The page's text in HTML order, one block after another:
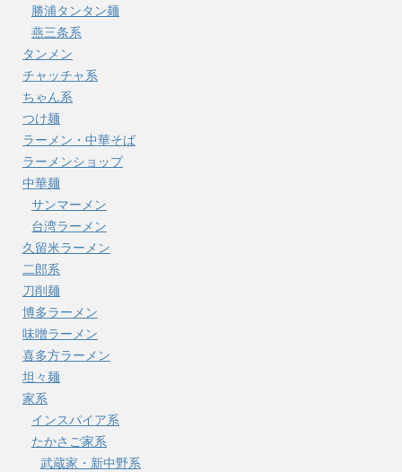
勝浦タンタン麺
燕三条系
タンメン
チャッチャ系
ちゃん系
つけ麺
ラーメン・中華そば
ラーメンショップ
中華麺
サンマーメン
台湾ラーメン
久留米ラーメン
二郎系
刀削麺
博多ラーメン
味噌ラーメン
喜多方ラーメン
坦々麺
家系
インスパイア系
たかさご家系
武蔵家・新中野系